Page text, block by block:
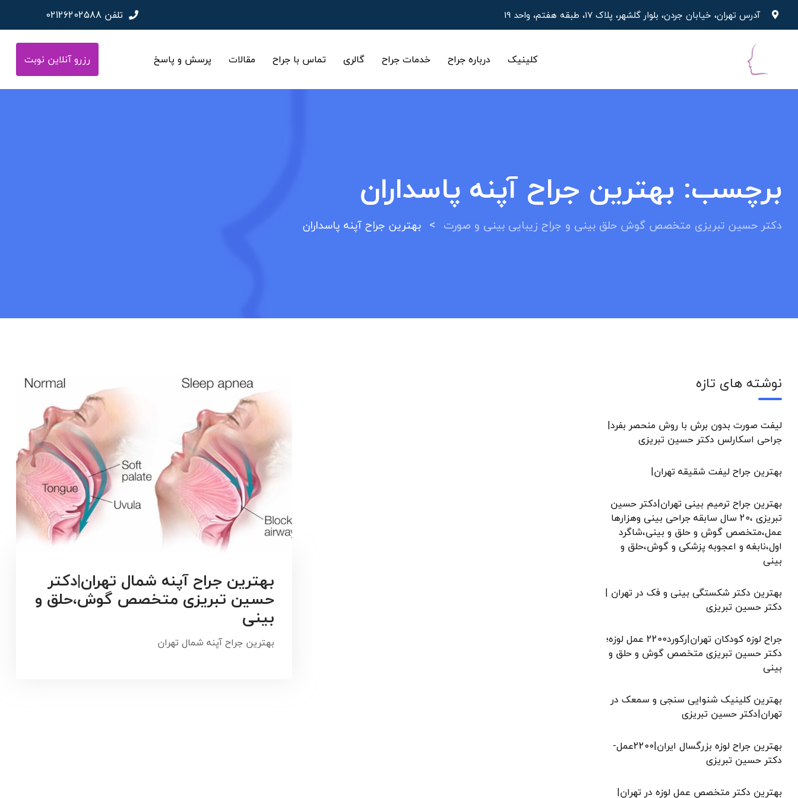
آدرس تهران، خیابان جردن، بلوار گلشهر، پلاک 17، طبقه هفتم، واحد 19 تلفن 02126202588
کلینیک درباره جراح خدمات جراح گالری تماس با جراح مقالات پرسش و پاسخ رزرو آنلاین نوبت
برچسب: بهترین جراح آپنه پاسداران
دکتر حسین تبریزی متخصص گوش حلق بینی و جراح زیبایی بینی و صورت > بهترین جراح آپنه پاسداران
نوشته های تازه
لیفت صورت بدون برش با روش منحصر بفرد|
جراحی اسکارلس دکتر حسین تبریزی
بهترین جراح لیفت شقیقه تهران|
بهترین جراح ترمیم بینی تهران|دکتر حسین
تبریزی ،20 سال سابقه جراحی بینی وهزارها
عمل،متخصص گوش و حلق و بینی،شاگرد
اول،نابغه و اعجوبه پزشکی و گوش،حلق و
بینی
بهترین دکتر شکستگی بینی و فک در تهران |
دکتر حسین تبریزی
جراح لوزه کودکان تهران|رکورد2200 عمل لوزه؛
دکتر حسین تبریزی متخصص گوش و حلق و
بینی
بهترین کلینیک شنوایی سنجی و سمعک در
تهران|دکتر حسین تبریزی
بهترین جراح لوزه بزرگسال ایران|2200عمل-
دکتر حسین تبریزی
بهترین دکتر متخصص عمل لوزه در تهران|
بهترین جراح آپنه شمال تهران|دکتر
حسین تبریزی متخصص گوش،حلق و
بینی
بهترین جراح آپنه شمال تهران